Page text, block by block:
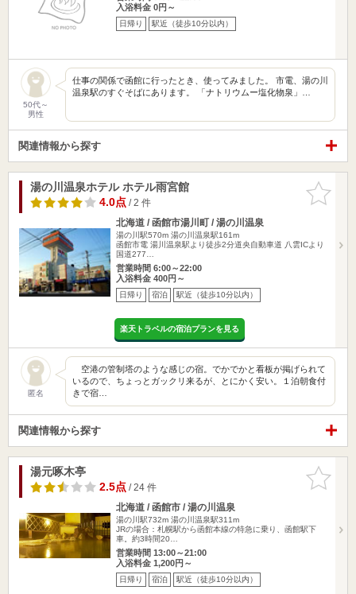
入浴料金 0円～
日帰り 駅近（徒歩10分以内）
50代～
男性
仕事の関係で函館に行ったとき、使ってみました。 市電、湯の川
温泉駅のすぐそばにあります。 「ナトリウムー塩化物泉」…
関連情報から探す
お気に入
りに追加
湯の川温泉ホテル ホテル雨宮館
4.0点/ 2 件
北海道 / 函館市湯川町 / 湯の川温泉
湯の川駅570m 湯の川温泉駅161m
函館市電 湯川温泉駅より徒歩2分道央自動車道 八雲ICより
国道277…
営業時間 6:00～22:00
入浴料金 400円～
日帰り 宿泊 駅近（徒歩10分以内）
楽天トラベルの宿泊プランを見る
匿名
空港の管制塔のような感じの宿。でかでかと看板が掲げられて
いるので、ちょっとガックリ来るが、とにかく安い。１泊朝食付
きで宿…
関連情報から探す
お気に入
りに追加
湯元啄木亭
2.5点/ 24 件
北海道 / 函館市 / 湯の川温泉
湯の川駅732m 湯の川温泉駅311m
JRの場合：札幌駅から函館本線の特急に乗り、函館駅下
車。約3時間20…
営業時間 13:00～21:00
入浴料金 1,200円～
日帰り 宿泊 駅近（徒歩10分以内）